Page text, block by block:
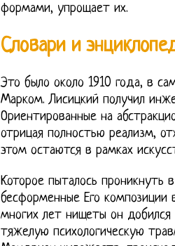
формами, упрощает их.
Словари и
Это было около 1910 года, в
Марком. Лисицкий получил
Ориентированные на
отрицая полностью реализм,
этом остаются в рамках
Которое пыталось
бесформенные Его
многих лет нищеты он добился
тяжелую психологическую